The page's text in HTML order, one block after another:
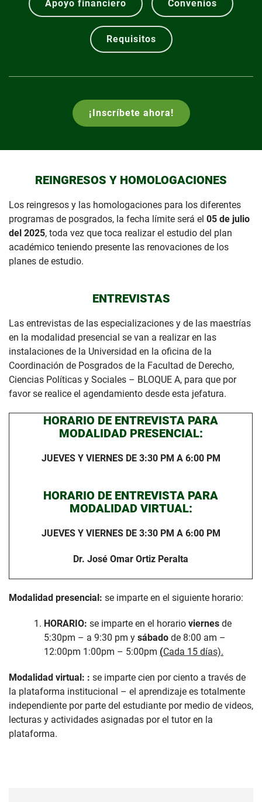
Apoyo financiero Convenios
Requisitos
¡Inscríbete ahora!
REINGRESOS Y HOMOLOGACIONES
Los reingresos y las homologaciones para los diferentes
programas de posgrados, la fecha límite será el 05 de julio
del 2025, toda vez que toca realizar el estudio del plan
académico teniendo presente las renovaciones de los
planes de estudio.
ENTREVISTAS
Las entrevistas de las especializaciones y de las maestrías
en la modalidad presencial se van a realizar en las
instalaciones de la Universidad en la oficina de la
Coordinación de Posgrados de la Facultad de Derecho,
Ciencias Políticas y Sociales – BLOQUE A, para que por
favor se realice el agendamiento desde esta jefatura.
HORARIO DE ENTREVISTA PARA
MODALIDAD PRESENCIAL:
JUEVES Y VIERNES DE 3:30 PM A 6:00 PM
HORARIO DE ENTREVISTA PARA
MODALIDAD VIRTUAL:
JUEVES Y VIERNES DE 3:30 PM A 6:00 PM
Dr. José Omar Ortiz Peralta
Modalidad presencial: se imparte en el siguiente horario:
HORARIO: se imparte en el horario viernes de
5:30pm – a 9:30 pm y sábado de 8:00 am –
12:00pm 1:00pm – 5:00pm (Cada 15 días).
Modalidad virtual: : se imparte cien por ciento a través de
la plataforma institucional – el aprendizaje es totalmente
independiente por parte del estudiante por medio de videos,
lecturas y actividades asignadas por el tutor en la
plataforma.